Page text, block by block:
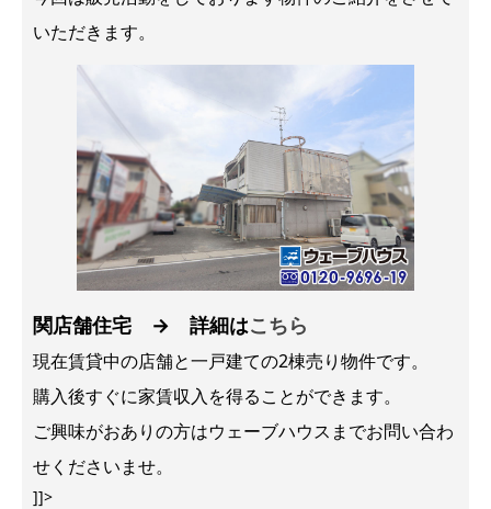
いただきます。
関店舗住宅 → 詳細はこちら
現在賃貸中の店舗と一戸建ての2棟売り物件です。
購入後すぐに家賃収入を得ることができます。
ご興味がおありの方はウェーブハウスまでお問い合わ
せくださいませ。
]]>